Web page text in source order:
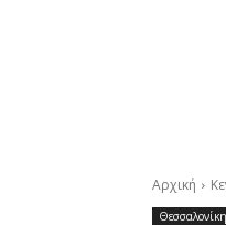
Αρχική
Θεσσαλονίκη